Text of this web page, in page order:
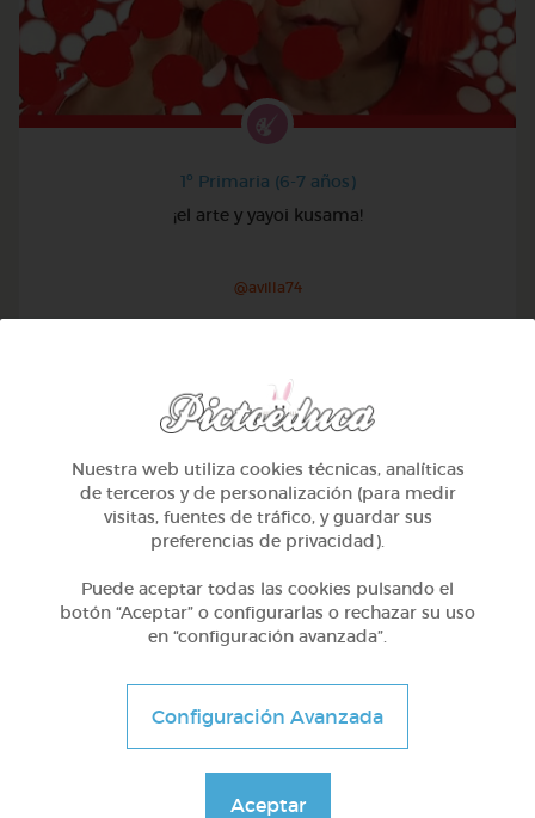
1º Primaria (6-7 años)
¡el arte y yayoi kusama!
@avilla74
1º Primaria (6-7 años)
Geometría y fotografía
Nuestra web utiliza cookies técnicas, analíticas
de terceros y de personalización (para medir
visitas, fuentes de tráfico, y guardar sus
preferencias de privacidad).
Puede aceptar todas las cookies pulsando el
botón “Aceptar” o configurarlas o rechazar su uso
en “configuración avanzada”.
Configuración Avanzada
Aceptar